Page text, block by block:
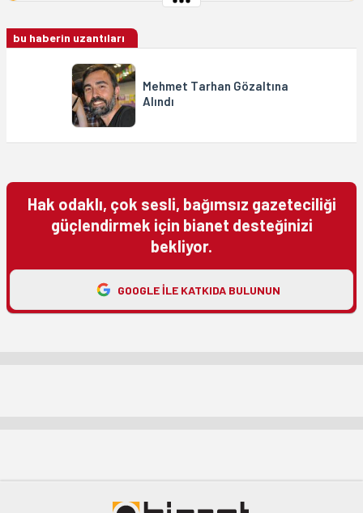
bu haberin uzantıları
Mehmet Tarhan Gözaltına
Alındı
Hak odaklı, çok sesli, bağımsız gazeteciliği
güçlendirmek için bianet desteğinizi
bekliyor.
GOOGLE ILE KATKIDA BULUNUN